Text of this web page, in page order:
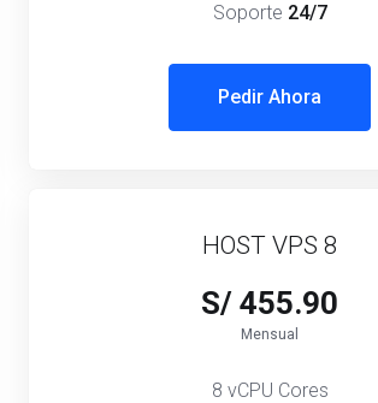
Soporte 24/7
Pedir Ahora
HOST VPS 8
S/ 455.90
Mensual
8 vCPU Cores